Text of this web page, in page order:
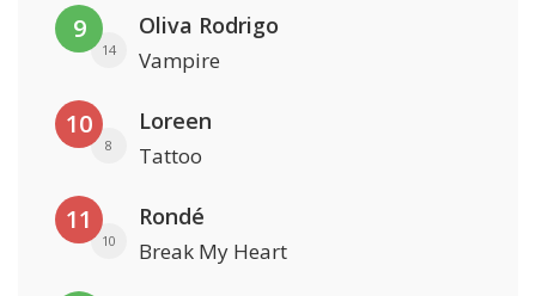
9
14
Oliva Rodrigo
Vampire
10
8
Loreen
Tattoo
11
10
Rondé
Break My Heart